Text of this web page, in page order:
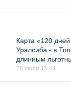
Карта «120
Уралсиба - в
длинным
28 июля 15:44